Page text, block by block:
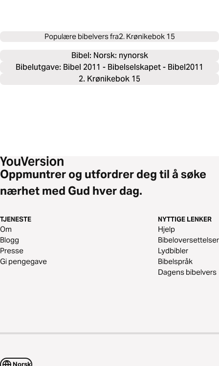
Populære bibelvers fra2. Krønikebok 15
Bibel: Norsk: nynorsk
Bibelutgave: Bibel 2011 - Bibelselskapet - Bibel2011
2. Krønikebok 15
Oppmuntrer og utfordrer deg til å søke
nærhet med Gud hver dag.
TJENESTE
Om
Blogg
Presse
Gi pengegave
NYTTIGE LENKER
Hjelp
Bibeloversettelser
Lydbibler
Bibelspråk
Dagens bibelvers
Norsk